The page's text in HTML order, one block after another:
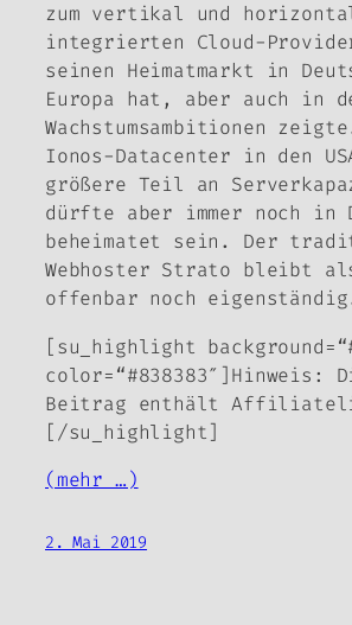
zum vertikal und
integrierten Cloud-
seinen Heimatmarkt in
Europa hat, aber auch in
Wachstumsambitionen
Ionos-Datacenter in den
größere Teil an
dürfte aber immer noch in
beheimatet sein. Der
Webhoster Strato bleibt
offenbar noch
[su_highlight
color=“#838383″]Hinweis:
Beitrag enthält
[/su_highlight]
(mehr …)
2. Mai 2019